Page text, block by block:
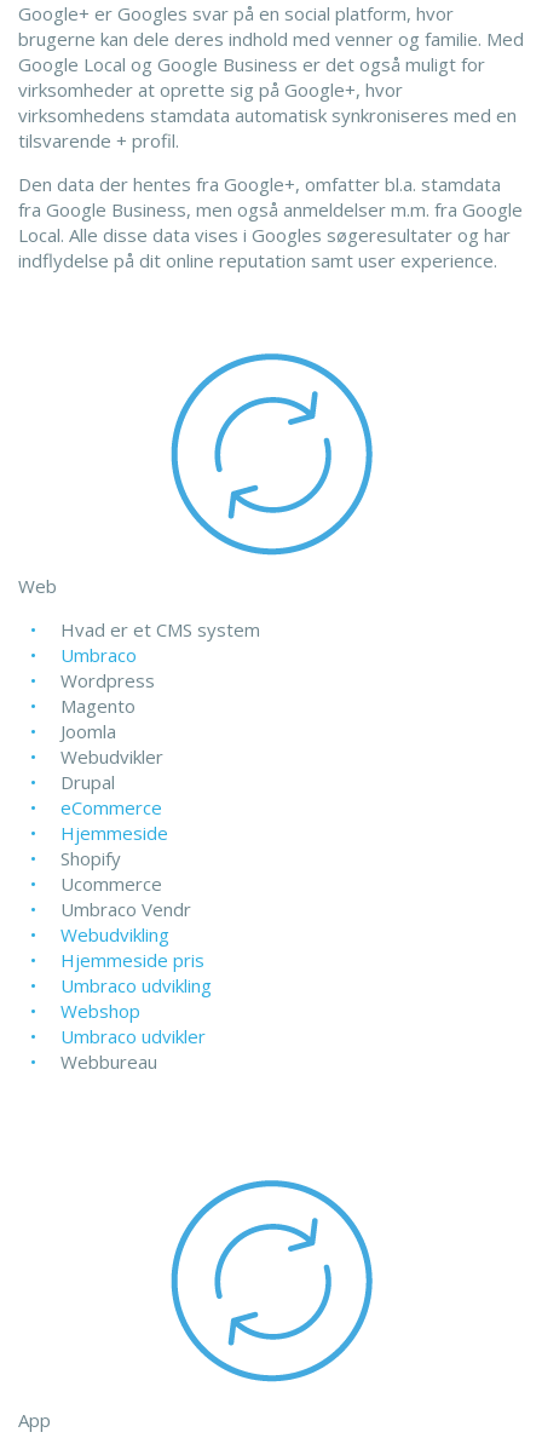
Google+ er Googles svar på en social platform, hvor
brugerne kan dele deres indhold med venner og familie. Med
Google Local og Google Business er det også muligt for
virksomheder at oprette sig på Google+, hvor
virksomhedens stamdata automatisk synkroniseres med en
tilsvarende + profil.
Den data der hentes fra Google+, omfatter bl.a. stamdata
fra Google Business, men også anmeldelser m.m. fra Google
Local. Alle disse data vises i Googles søgeresultater og har
indflydelse på dit online reputation samt user experience.
Web
Hvad er et CMS system
Umbraco
Wordpress
Magento
Joomla
Webudvikler
Drupal
eCommerce
Hjemmeside
Shopify
Ucommerce
Umbraco Vendr
Webudvikling
Hjemmeside pris
Umbraco udvikling
Webshop
Umbraco udvikler
Webbureau
App